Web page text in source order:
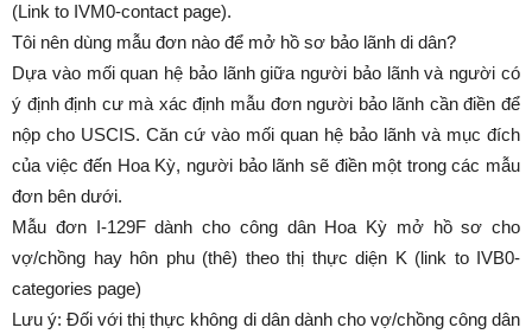
(Link to IVM0-contact page).
Tôi nên dùng mẫu đơn nào để mở hồ sơ bảo lãnh di dân?
Dựa vào mối quan hệ bảo lãnh giữa người bảo lãnh và người có
ý định định cư mà xác định mẫu đơn người bảo lãnh cần điền để
nộp cho USCIS. Căn cứ vào mối quan hệ bảo lãnh và mục đích
của việc đến Hoa Kỳ, người bảo lãnh sẽ điền một trong các mẫu
đơn bên dưới.
Mẫu đơn I-129F dành cho công dân Hoa Kỳ mở hồ sơ cho
vợ/chồng hay hôn phu (thê) theo thị thực diện K (link to IVB0-
categories page)
Lưu ý: Đối với thị thực không di dân dành cho vợ/chồng công dân